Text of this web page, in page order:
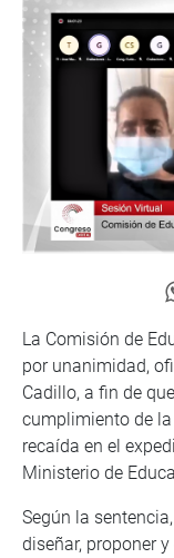
La Comisión de
por unanimidad,
Cadillo, a fin de
cumplimiento de
recaída en el
Ministerio de
Según la
diseñar, proponer